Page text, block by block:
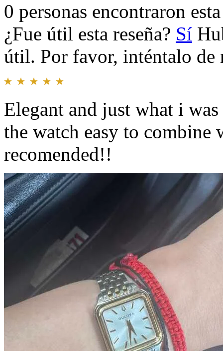
0 personas encontraron
¿Fue útil esta reseña? Sí
útil. Por favor, inténtalo de
Elegant and just what i
the watch easy to
recomended!!